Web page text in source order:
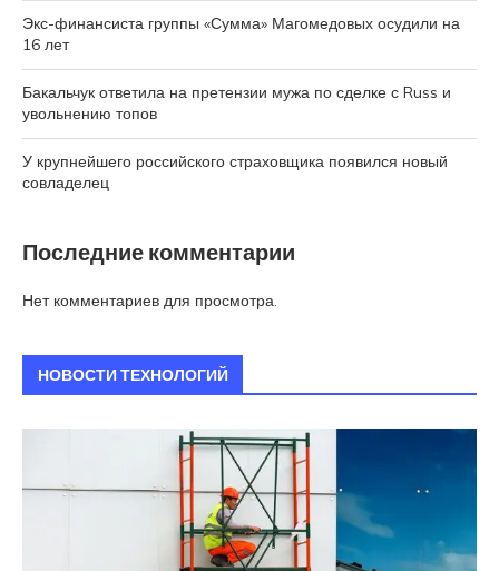
Экс-финансиста группы «Сумма» Магомедовых осудили на
16 лет
Бакальчук ответила на претензии мужа по сделке с Russ и
увольнению топов
У крупнейшего российского страховщика появился новый
совладелец
Последние комментарии
Нет комментариев для просмотра.
НОВОСТИ ТЕХНОЛОГИЙ